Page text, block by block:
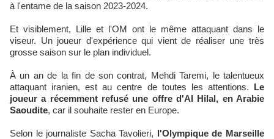
à l'entame de la saison 2023-2024.
Et visiblement, Lille et l'OM ont le même attaquant dans le
viseur. Un joueur d'expérience qui vient de réaliser une très
grosse saison sur le plan individuel.
À un an de la fin de son contrat, Mehdi Taremi, le talentueux
attaquant iranien, est au centre de toutes les attentions. Le
joueur a récemment refusé une offre d'Al Hilal, en Arabie
Saoudite, car il souhaite rester en Europe.
Selon le journaliste Sacha Tavolieri, l'Olympique de Marseille